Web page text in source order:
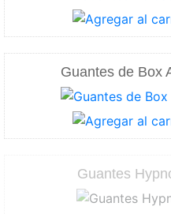
Guantes de Box
Guantes